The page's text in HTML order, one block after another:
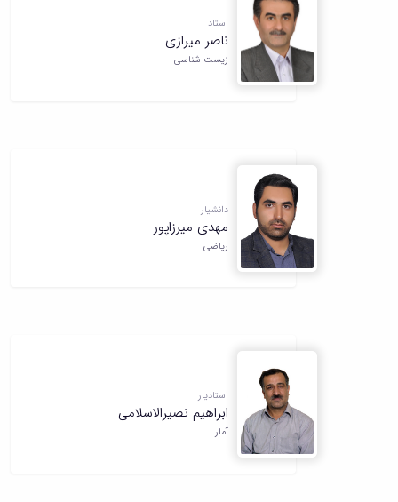
استاد
ناصر میرازی
زیست شناسی
دانشیار
مهدی میرزاپور
ریاضی
استادیار
ابراهیم نصیرالاسلامی
آمار